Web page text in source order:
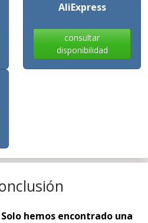
AliExpress
consultar
disponibilidad
hemos encontrado una